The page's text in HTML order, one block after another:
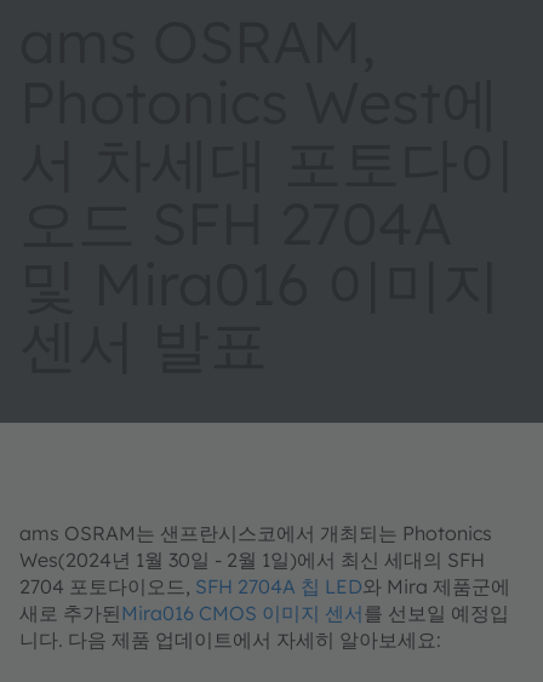
ams OSRAM는 샌프란시스코에서 개최되는 Photonics
Wes(2024년 1월 30일 - 2월 1일)에서 최신 세대의 SFH
2704 포토다이오드, SFH 2704A 칩 LED와 Mira 제품군에
새로 추가된Mira016 CMOS 이미지 센서를 선보일 예정입
니다. 다음 제품 업데이트에서 자세히 알아보세요: